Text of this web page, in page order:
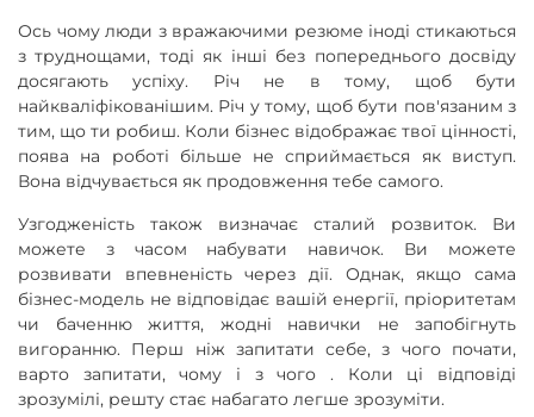
Ось чому люди з вражаючими резюме іноді стикаються
з труднощами, тоді як інші без попереднього досвіду
досягають успіху. Річ не в тому, щоб бути
найкваліфікованішим. Річ у тому, щоб бути пов'язаним з
тим, що ти робиш. Коли бізнес відображає твої цінності,
поява на роботі більше не сприймається як виступ.
Вона відчувається як продовження тебе самого.
Узгодженість також визначає сталий розвиток. Ви
можете з часом набувати навичок. Ви можете
розвивати впевненість через дії. Однак, якщо сама
бізнес-модель не відповідає вашій енергії, пріоритетам
чи баченню життя, жодні навички не запобігнуть
вигоранню. Перш ніж запитати себе, з чого почати,
варто запитати, чому і з чого . Коли ці відповіді
зрозумілі, решту стає набагато легше зрозуміти.